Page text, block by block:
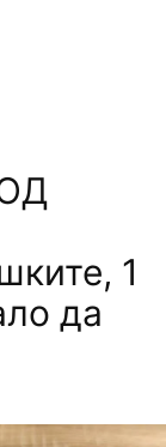
1
да